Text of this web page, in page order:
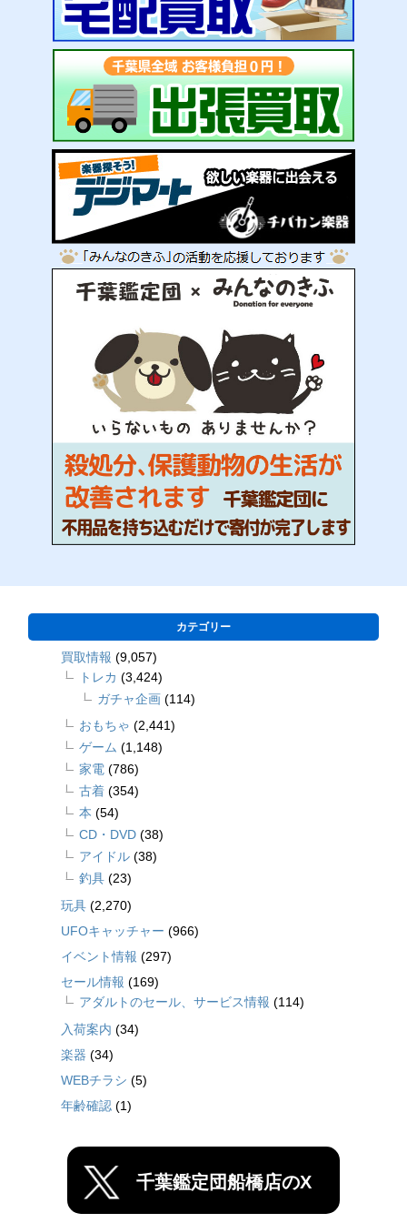
カテゴリー
買取情報 (9,057)
トレカ (3,424)
ガチャ企画 (114)
おもちゃ (2,441)
ゲーム (1,148)
家電 (786)
古着 (354)
本 (54)
CD・DVD (38)
アイドル (38)
釣具 (23)
玩具 (2,270)
UFOキャッチャー (966)
イベント情報 (297)
セール情報 (169)
アダルトのセール、サービス情報 (114)
入荷案内 (34)
楽器 (34)
WEBチラシ (5)
年齢確認 (1)
千葉鑑定団船橋店のX